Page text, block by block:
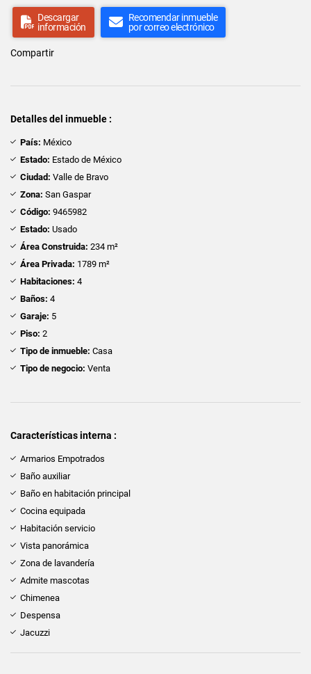
Descargar
información
Recomendar inmueble
por correo electrónico
Compartir
Detalles del inmueble :
País: México
Estado: Estado de México
Ciudad: Valle de Bravo
Zona: San Gaspar
Código: 9465982
Estado: Usado
Área Construida: 234 m²
Área Privada: 1789 m²
Habitaciones: 4
Baños: 4
Garaje: 5
Piso: 2
Tipo de inmueble: Casa
Tipo de negocio: Venta
Características interna :
Armarios Empotrados
Baño auxiliar
Baño en habitación principal
Cocina equipada
Habitación servicio
Vista panorámica
Zona de lavandería
Admite mascotas
Chimenea
Despensa
Jacuzzi